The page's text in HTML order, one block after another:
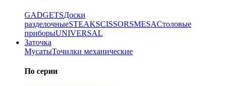
GADGETSДоски
разделочныеSTEAKSCISSORSMESAСтоловые
приборыUNIVERSAL
Заточка
МусатыТочилки механические
По серии